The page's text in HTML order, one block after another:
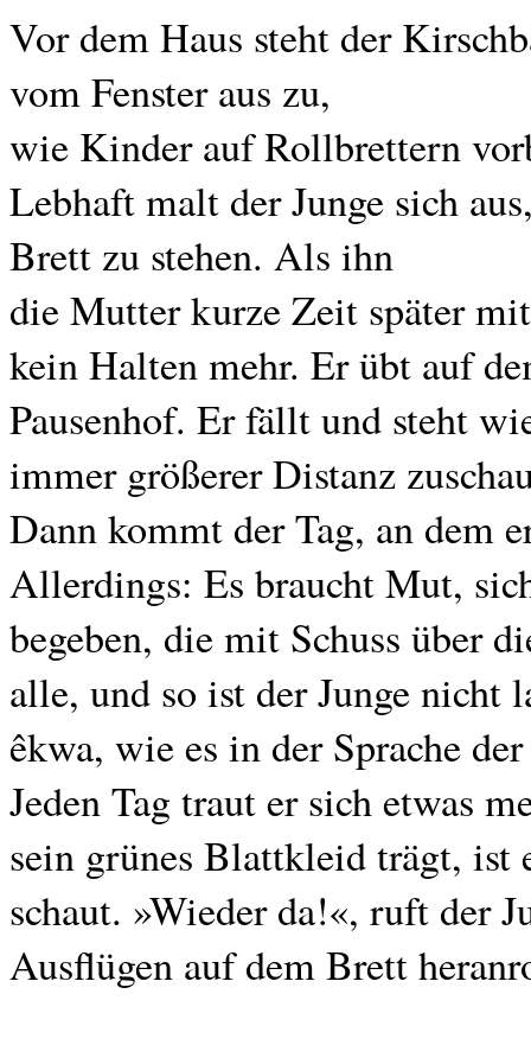
Vor dem Haus steht der
vom Fenster aus zu,
wie Kinder auf Rollbrettern
Lebhaft malt der Junge sich
Brett zu stehen. Als ihn
die Mutter kurze Zeit später
kein Halten mehr. Er übt auf
Pausenhof. Er fällt und steht
immer größerer Distanz
Dann kommt der Tag, an dem
Allerdings: Es braucht Mut,
begeben, die mit Schuss über
alle, und so ist der Junge nicht
êkwa, wie es in der Sprache
Jeden Tag traut er sich etwas
sein grünes Blattkleid trägt, ist
schaut. »Wieder da!«, ruft der
Ausflügen auf dem Brett